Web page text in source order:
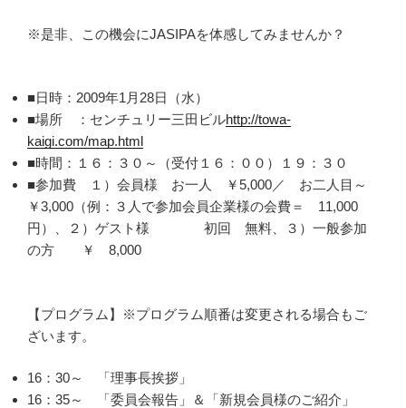
※是非、この機会にJASIPAを体感してみませんか？
■日時：2009年1月28日（水）
■場所 ：センチュリー三田ビルhttp://towa-
kaigi.com/map.html
■時間：１６：３０～（受付１６：００）１９：３０
■参加費 １）会員様 お一人 ￥5,000／ お二人目～
￥3,000（例：３人で参加会員企業様の会費＝ 11,000
円）、２）ゲスト様 初回 無料、３）一般参加
の方 ￥ 8,000
【プログラム】※プログラム順番は変更される場合もご
ざいます。
16：30～ 「理事長挨拶」
16：35～ 「委員会報告」＆「新規会員様のご紹介」